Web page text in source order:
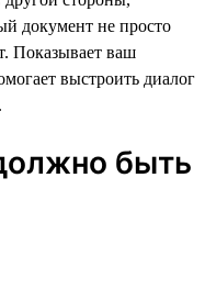
документ не просто
Показывает ваш
выстроить диалог
быть